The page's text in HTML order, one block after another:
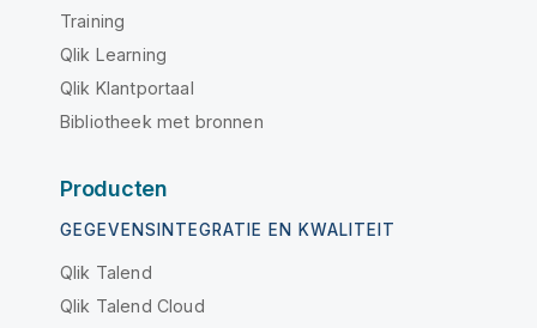
Training
Qlik Learning
Qlik Klantportaal
Bibliotheek met bronnen
Producten
GEGEVENSINTEGRATIE EN KWALITEIT
Qlik Talend
Qlik Talend Cloud